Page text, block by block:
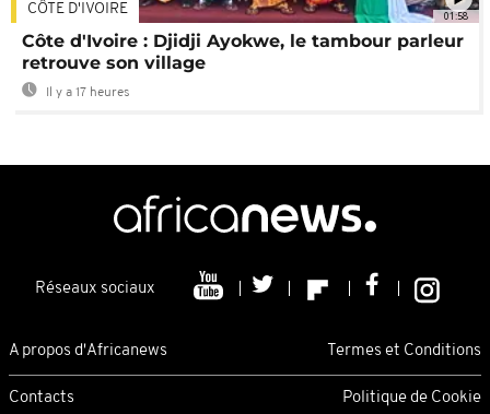
01:58
CÔTE D'IVOIRE
Côte d'Ivoire : Djidji Ayokwe, le tambour parleur
retrouve son village
Il y a 17 heures
Réseaux sociaux
A propos d'Africanews Termes et Conditions
Contacts Politique de Cookie